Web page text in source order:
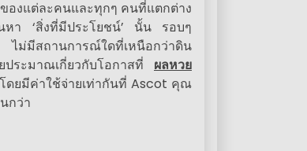
องแต่ละคนและทุกๆ คนที่แตกต่าง
นหา ‘สิ่งที่มีประโยชน์’ นั้น รอบๆ
ไม่มีสถานการณ์ใดที่เหนือกว่าดิน
ระมาณเกี่ยวกับโอกาสที่ ผลหวย
ดยมีค่าใช้จ่ายเท่ากันที่ Ascot คุณ
กว่า